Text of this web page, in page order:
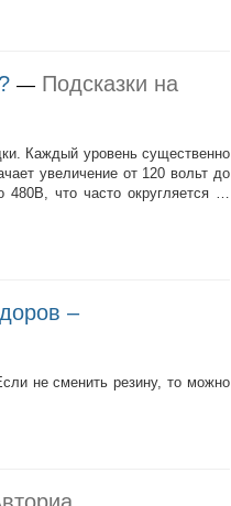
— Подсказки на
Каждый уровень существенно
увеличение от 120 вольт до
что часто округляется …
–
не сменить резину, то можно